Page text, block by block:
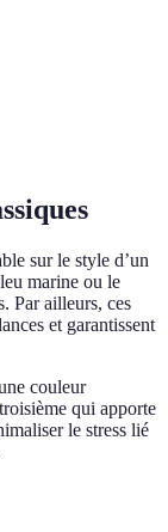
sur le style d’un
marine ou le
Par ailleurs, ces
et garantissent
couleur
qui apporte
le stress lié